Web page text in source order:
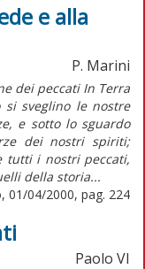
e alla
P. Marini
dei peccati In Terra
si sveglino le nostre
e sotto lo sguardo
dei nostri spiriti;
tutti i nostri peccati,
della storia...
01/04/2000, pag. 224
Paolo VI